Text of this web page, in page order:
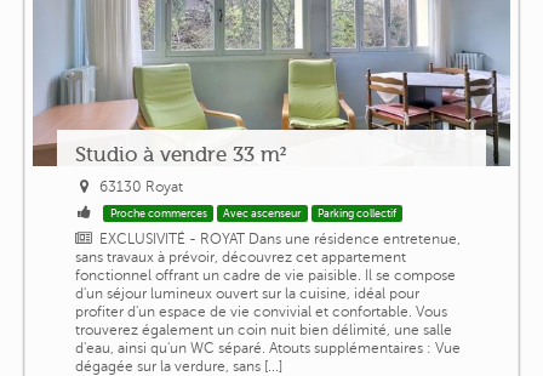
Studio à vendre 33 m²
63130 Royat
Proche commerces Avec ascenseur Parking collectif
EXCLUSIVITÉ - ROYAT Dans une résidence entretenue,
sans travaux à prévoir, découvrez cet appartement
fonctionnel offrant un cadre de vie paisible. Il se compose
d'un séjour lumineux ouvert sur la cuisine, idéal pour
profiter d'un espace de vie convivial et confortable. Vous
trouverez également un coin nuit bien délimité, une salle
d'eau, ainsi qu'un WC séparé. Atouts supplémentaires : Vue
dégagée sur la verdure, sans [...]